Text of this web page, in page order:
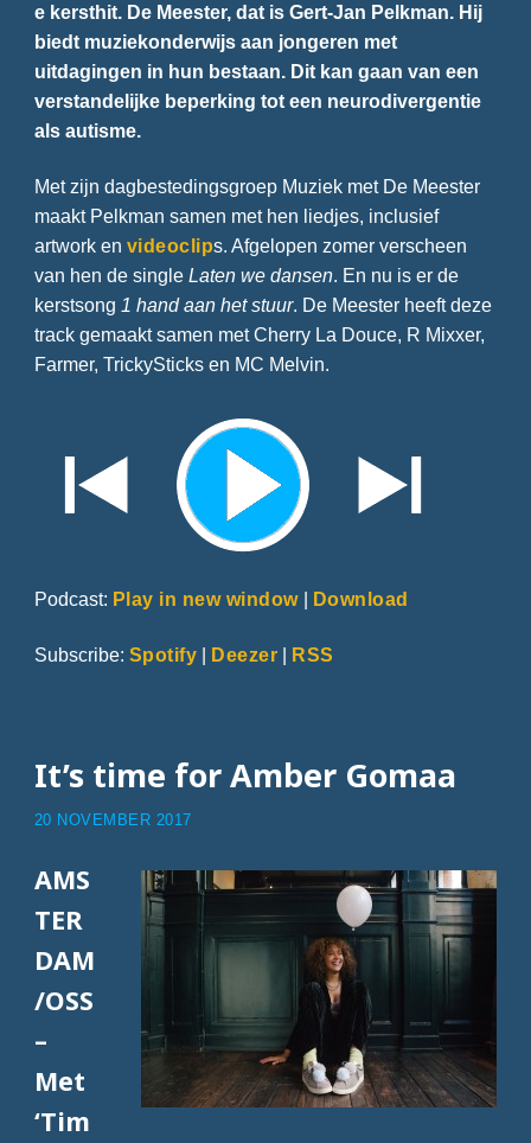
e kersthit. De Meester, dat is Gert-Jan Pelkman. Hij
biedt muziekonderwijs aan jongeren met
uitdagingen in hun bestaan. Dit kan gaan van een
verstandelijke beperking tot een neurodivergentie
als autisme.
Met zijn dagbestedingsgroep Muziek met De Meester
maakt Pelkman samen met hen liedjes, inclusief
artwork en videoclips. Afgelopen zomer verscheen
van hen de single Laten we dansen. En nu is er de
kerstsong 1 hand aan het stuur. De Meester heeft deze
track gemaakt samen met Cherry La Douce, R Mixxer,
Farmer, TrickySticks en MC Melvin.
Podcast: Play in new window| Download
Subscribe: Spotify | Deezer | RSS
It’s time for Amber Gomaa
20 NOVEMBER 2017
AMS
TER
DAM
/OSS
–
Met
‘Tim